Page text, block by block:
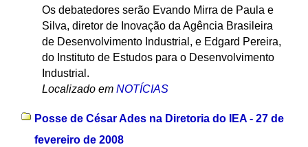
Os debatedores serão Evando Mirra de Paula e
Silva, diretor de Inovação da Agência Brasileira
de Desenvolvimento Industrial, e Edgard Pereira,
do Instituto de Estudos para o Desenvolvimento
Industrial.
Localizado em NOTÍCIAS
Posse de César Ades na Diretoria do IEA - 27 de
fevereiro de 2008